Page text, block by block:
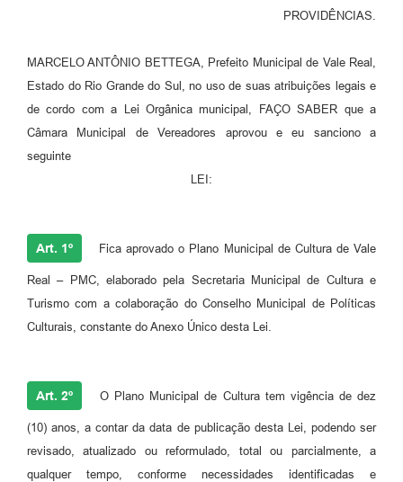
PROVIDÊNCIAS.
MARCELO ANTÔNIO BETTEGA, Prefeito Municipal de Vale Real,
Estado do Rio Grande do Sul, no uso de suas atribuições legais e
de cordo com a Lei Orgânica municipal, FAÇO SABER que a
Câmara Municipal de Vereadores aprovou e eu sanciono a
seguinte
LEI:
Art. 1º Fica aprovado o Plano Municipal de Cultura de Vale
Real – PMC, elaborado pela Secretaria Municipal de Cultura e
Turismo com a colaboração do Conselho Municipal de Políticas
Culturais, constante do Anexo Único desta Lei.
Art. 2º O Plano Municipal de Cultura tem vigência de dez
(10) anos, a contar da data de publicação desta Lei, podendo ser
revisado, atualizado ou reformulado, total ou parcialmente, a
qualquer tempo, conforme necessidades identificadas e